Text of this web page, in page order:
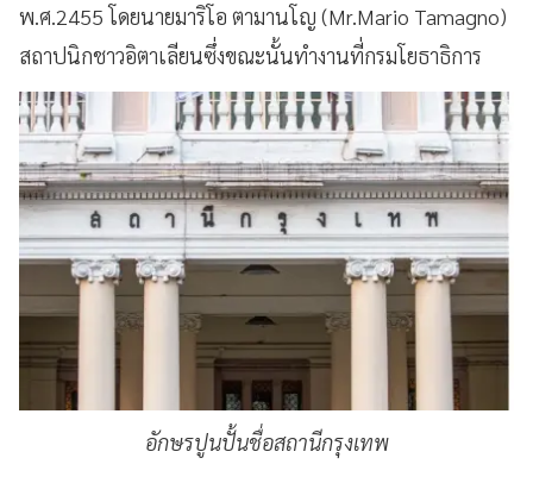
พ.ศ.2455 โดยนายมาริโอ ตามานโญ (Mr.Mario Tamagno)
สถาปนิกชาวอิตาเลียนซึ่งขณะนั้นทำงานที่กรมโยธาธิการ
อักษรปูนปั้นชื่อสถานีกรุงเทพ